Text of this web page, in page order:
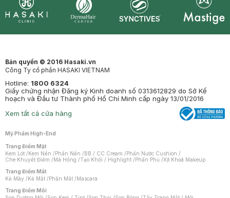
Bản quyền © 2016 Hasaki.vn
Công Ty cổ phần HASAKI VIETNAM
Hotline: 1800 6324
Giấy chứng nhận Đăng ký Kinh doanh số 0313612829 do Sở Kế
hoạch và Đầu tư Thành phố Hồ Chí Minh cấp ngày 13/01/2016
Xem tất cả cửa hàng
Mỹ Phẩm High-End
Trang Điểm Mặt
Kem Lót /Kem Nền /Phấn Nền /BB / CC Cream /Phấn Nước Cushion /
Che Khuyết Điểm /Má Hồng /Tạo Khối / Highlight /Phấn Phủ /Xịt Khoá Makeup
Trang Điểm Mắt
Kẻ Mày /Kẻ Mắt /Phấn Mắt /Mascara
Trang Điểm Môi